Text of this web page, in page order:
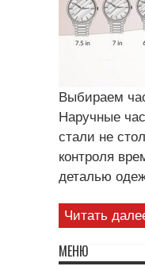
Выбираем
Наручные
стали не
контроля
деталью
Читать
МЕНЮ